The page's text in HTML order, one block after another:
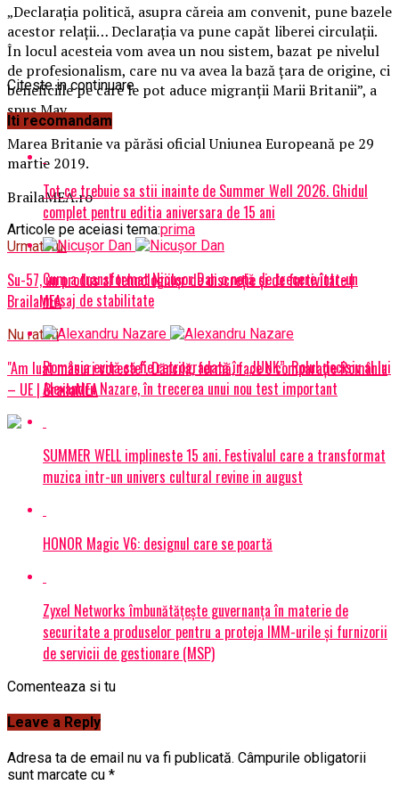
„Declarația politică, asupra căreia am convenit, pune bazele
acestor relații… Declarația va pune capăt liberei circulații.
În locul acesteia vom avea un nou sistem, bazat pe nivelul
de profesionalism, care nu va avea la bază țara de origine, ci
beneficiile pe care le pot aduce migranții Marii Britanii”, a
spus May.
Marea Britanie va părăsi oficial Uniunea Europeană pe 29
martie 2019.
BrailaMEA.ro
Articole pe aceiasi tema:prima
Urmatorul
Su-57, un produs al tehnologiilor de discreţie şi de furtivitate |
BrailaMEA
Nu ratati
"Am luat măsuri corecte". Dăncilă, fermă, face o comparație România
– UE | BrailaMEA
Citeste in continuare
Iti recomandam
Tot ce trebuie sa stii inainte de Summer Well 2026. Ghidul
complet pentru editia aniversara de 15 ani
Cum a transformat Nicușor Dan o notă de trecere într-un
mesaj de stabilitate
România evită să fie retrogradată în „JUNK”. Rolul decisiv al lui
Alexandru Nazare, în trecerea unui nou test important
SUMMER WELL implineste 15 ani. Festivalul care a transformat
muzica intr-un univers cultural revine in august
HONOR Magic V6: designul care se poartă
Zyxel Networks îmbunătățește guvernanța în materie de
securitate a produselor pentru a proteja IMM-urile și furnizorii
de servicii de gestionare (MSP)
Comenteaza si tu
Leave a Reply
Adresa ta de email nu va fi publicată. Câmpurile obligatorii
sunt marcate cu *